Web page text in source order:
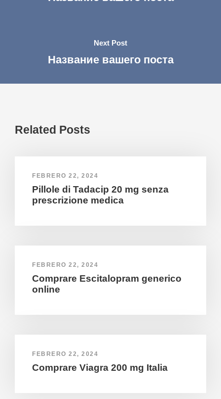
Next Post
Название вашего поста
Related Posts
FEBRERO 22, 2024
Pillole di Tadacip 20 mg senza
prescrizione medica
FEBRERO 22, 2024
Comprare Escitalopram generico
online
FEBRERO 22, 2024
Comprare Viagra 200 mg Italia